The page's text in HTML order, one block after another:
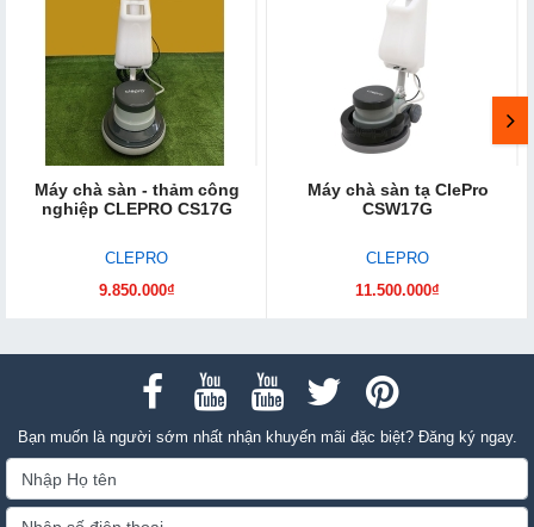
Máy chà sàn - thảm công
nghiệp CLEPRO CS17G
CLEPRO
9.850.000₫
Máy chà sàn tạ ClePro
CSW17G
CLEPRO
11.500.000₫
Bạn muốn là người sớm nhất nhận khuyến mãi đặc biệt? Đăng ký ngay.